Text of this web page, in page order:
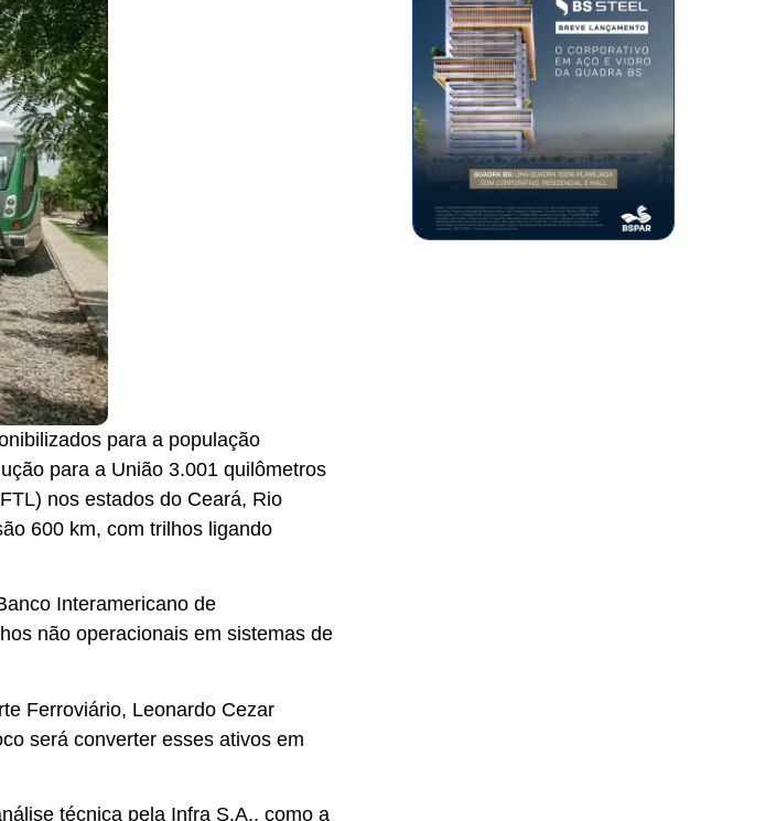
para a população
para a União 3.001 quilômetros
nos estados do Ceará, Rio
600 km, com trilhos ligando
Interamericano de
não operacionais em sistemas de
Ferroviário, Leonardo Cezar
será converter esses ativos em
técnica pela Infra S.A., como a